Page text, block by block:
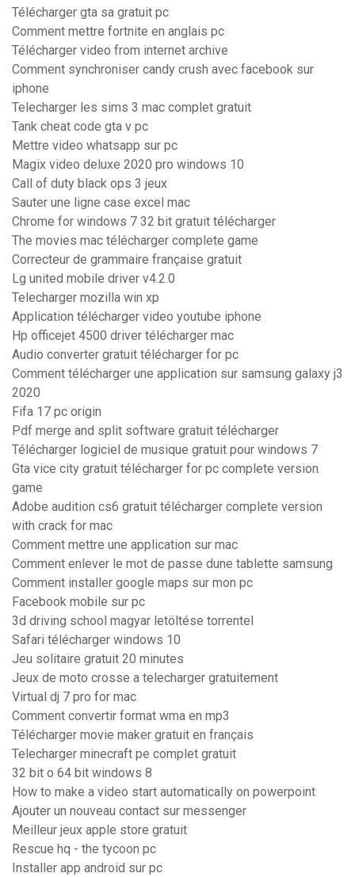
Télécharger gta sa gratuit pc
Comment mettre fortnite en anglais pc
Télécharger video from internet archive
Comment synchroniser candy crush avec facebook sur
iphone
Telecharger les sims 3 mac complet gratuit
Tank cheat code gta v pc
Mettre video whatsapp sur pc
Magix video deluxe 2020 pro windows 10
Call of duty black ops 3 jeux
Sauter une ligne case excel mac
Chrome for windows 7 32 bit gratuit télécharger
The movies mac télécharger complete game
Correcteur de grammaire française gratuit
Lg united mobile driver v4.2.0
Telecharger mozilla win xp
Application télécharger video youtube iphone
Hp officejet 4500 driver télécharger mac
Audio converter gratuit télécharger for pc
Comment télécharger une application sur samsung galaxy j3
2020
Fifa 17 pc origin
Pdf merge and split software gratuit télécharger
Télécharger logiciel de musique gratuit pour windows 7
Gta vice city gratuit télécharger for pc complete version
game
Adobe audition cs6 gratuit télécharger complete version
with crack for mac
Comment mettre une application sur mac
Comment enlever le mot de passe dune tablette samsung
Comment installer google maps sur mon pc
Facebook mobile sur pc
3d driving school magyar letöltése torrentel
Safari télécharger windows 10
Jeu solitaire gratuit 20 minutes
Jeux de moto crosse a telecharger gratuitement
Virtual dj 7 pro for mac
Comment convertir format wma en mp3
Télécharger movie maker gratuit en français
Telecharger minecraft pe complet gratuit
32 bit o 64 bit windows 8
How to make a video start automatically on powerpoint
Ajouter un nouveau contact sur messenger
Meilleur jeux apple store gratuit
Rescue hq - the tycoon pc
Installer app android sur pc